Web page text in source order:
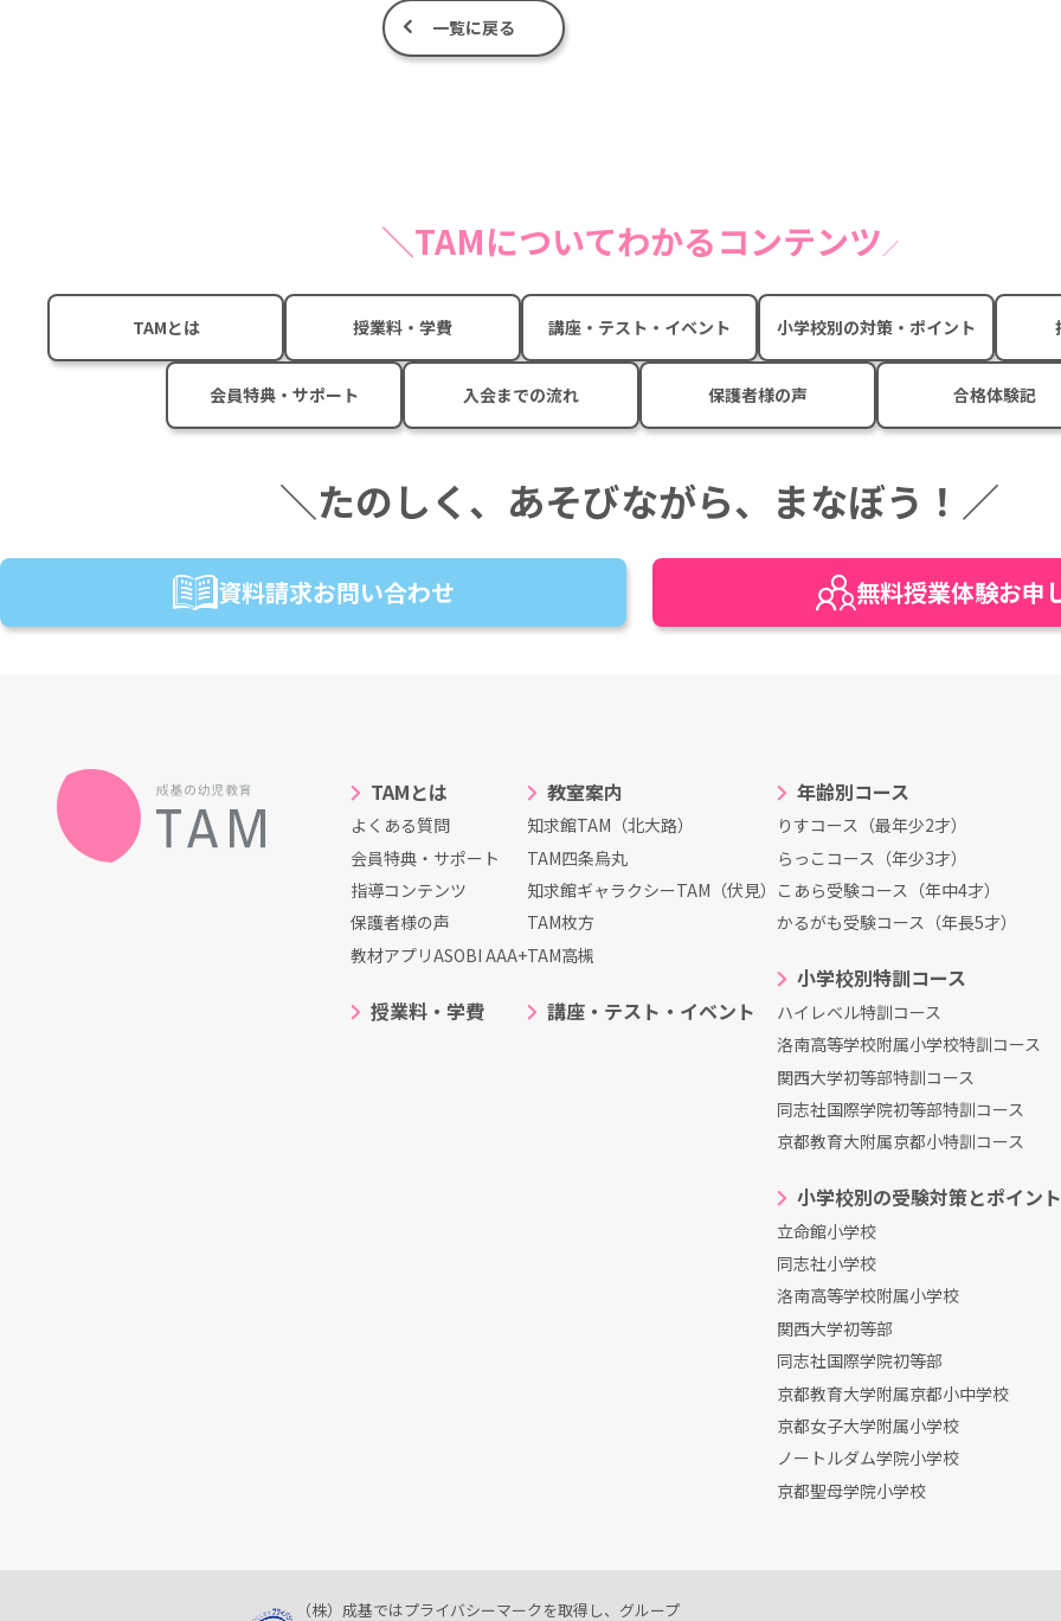
一覧に戻る
TAMについてわかるコンテンツ
TAMとは 授業料・学費 講座・テスト・イベント 小学校別の対策・ポイント
会員特典・サポート 入会までの流れ 保護者様の声 合格体験記
＼たのしく、あそびながら、まなぼう！／
資料請求お問い合わせ 無料授業体験お申
TAMとは
よくある質問
会員特典・サポート
指導コンテンツ
保護者様の声
教材アプリASOBI AAA+
授業料・学費
教室案内
知求館TAM（北大路）
TAM四条烏丸
知求館ギャラクシーTAM（伏見）
TAM枚方
TAM高槻
講座・テスト・イベント
年齢別コース
りすコース（最年少2才）
らっこコース（年少3才）
こあら受験コース（年中4才）
かるがも受験コース（年長5才）
小学校別特訓コース
ハイレベル特訓コース
洛南高等学校附属小学校特訓コース
関西大学初等部特訓コース
同志社国際学院初等部特訓コース
京都教育大附属京都小特訓コース
小学校別の受験対策とポイント
立命館小学校
同志社小学校
洛南高等学校附属小学校
関西大学初等部
同志社国際学院初等部
京都教育大学附属京都小中学校
京都女子大学附属小学校
ノートルダム学院小学校
京都聖母学院小学校
（株）成基ではプライバシーマークを取得し、グループ